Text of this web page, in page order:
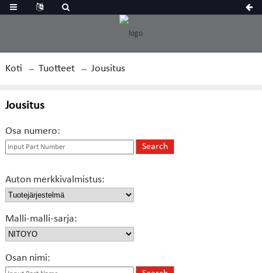
Koti Tuotteet Jousitus
Jousitus
Osa numero:
Auton merkkivalmistus:
Malli-malli-sarja:
Osan nimi: